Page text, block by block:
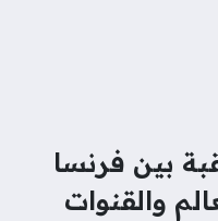
بين فرنسا
والقنوات